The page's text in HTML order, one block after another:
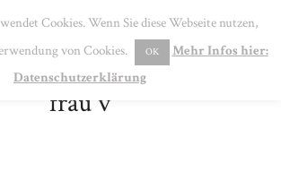
frau v
Cookies. Wenn Sie diese Webseite nutzen,
von Cookies.
OK
Mehr Infos hier:
Datenschutzerklärung